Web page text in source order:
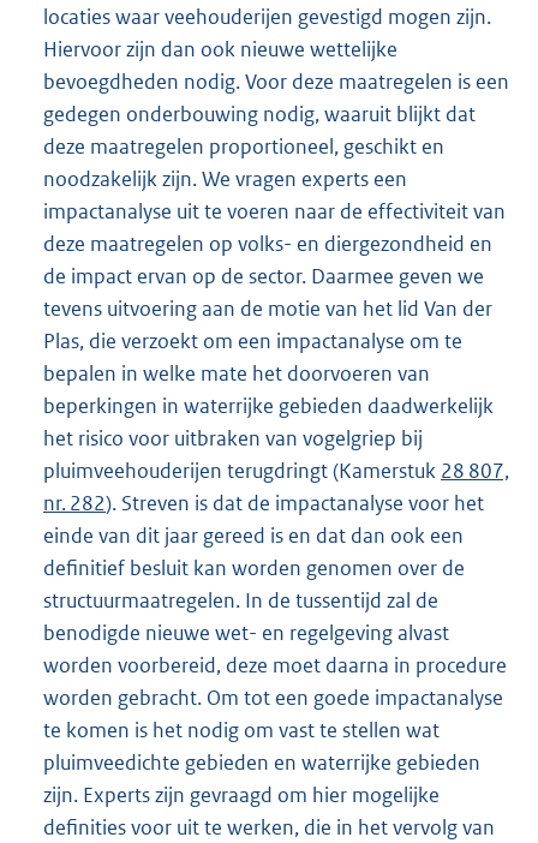
locaties waar veehouderijen gevestigd mogen zijn.
Hiervoor zijn dan ook nieuwe wettelijke
bevoegdheden nodig. Voor deze maatregelen is een
gedegen onderbouwing nodig, waaruit blijkt dat
deze maatregelen proportioneel, geschikt en
noodzakelijk zijn. We vragen experts een
impactanalyse uit te voeren naar de effectiviteit van
deze maatregelen op volks- en diergezondheid en
de impact ervan op de sector. Daarmee geven we
tevens uitvoering aan de motie van het lid Van der
Plas, die verzoekt om een impactanalyse om te
bepalen in welke mate het doorvoeren van
beperkingen in waterrijke gebieden daadwerkelijk
het risico voor uitbraken van vogelgriep bij
pluimveehouderijen terugdringt (Kamerstuk 28 807,
nr. 282). Streven is dat de impactanalyse voor het
einde van dit jaar gereed is en dat dan ook een
definitief besluit kan worden genomen over de
structuurmaatregelen. In de tussentijd zal de
benodigde nieuwe wet- en regelgeving alvast
worden voorbereid, deze moet daarna in procedure
worden gebracht. Om tot een goede impactanalyse
te komen is het nodig om vast te stellen wat
pluimveedichte gebieden en waterrijke gebieden
zijn. Experts zijn gevraagd om hier mogelijke
definities voor uit te werken, die in het vervolg van